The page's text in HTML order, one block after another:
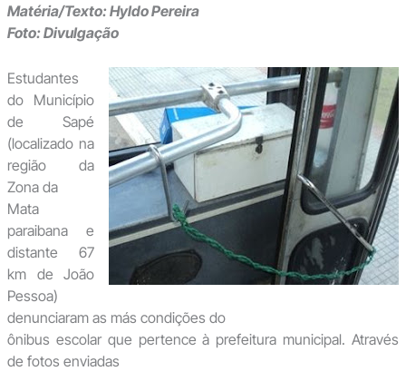
Matéria/Texto: Hyldo Pereira
Foto: Divulgação
Estudantes
do Município
de Sapé
(localizado na
região da
Zona da
Mata
paraibana e
distante 67
km de João
Pessoa)
denunciaram as más condições do
ônibus escolar que pertence à prefeitura municipal. Através
de fotos enviadas